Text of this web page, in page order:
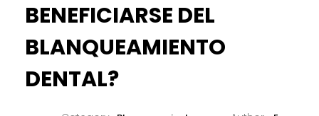
BENEFICIARSE DEL
BLANQUEAMIENTO
DENTAL?